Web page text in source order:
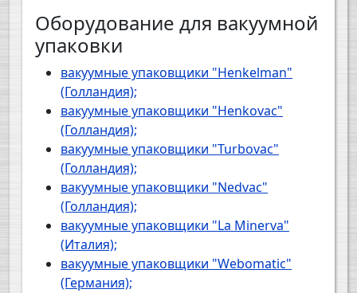
Оборудование для вакуумной
упаковки
вакуумные упаковщики "Henkelman"
(Голландия);
вакуумные упаковщики "Henkovac"
(Голландия);
вакуумные упаковщики "Turbovac"
(Голландия);
вакуумные упаковщики "Nedvac"
(Голландия);
вакуумные упаковщики "La Minerva"
(Италия);
вакуумные упаковщики "Webomatic"
(Германия);